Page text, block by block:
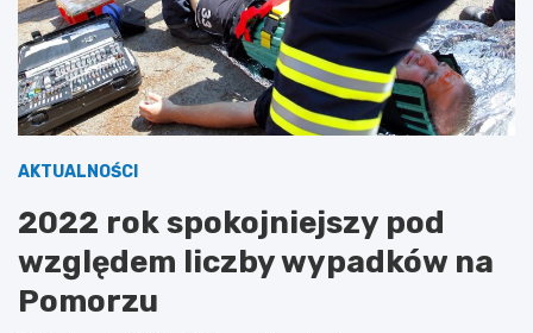
AKTUALNOŚCI
2022 rok spokojniejszy pod
względem liczby wypadków na
Pomorzu